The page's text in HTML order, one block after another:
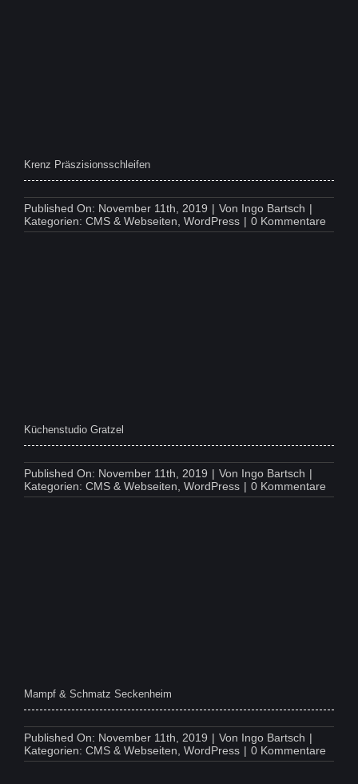
Krenz Präszisionsschleifen
Published On: November 11th, 2019 | Von Ingo Bartsch |
Kategorien: CMS & Webseiten WordPress | 0 Kommentareon
Krenz
Küchenstudio Gratzel
Published On: November 11th, 2019 | Von Ingo Bartsch |
Kategorien: CMS & Webseiten WordPress | 0 Kommentareon
Mampf & Schmatz Seckenheim
Published On: November 11th, 2019 | Von Ingo Bartsch |
Kategorien: CMS & Webseiten WordPress | 0 Kommentareon